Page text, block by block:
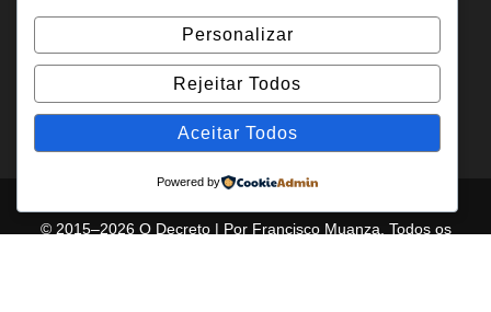
Contactos
+244 957 277 922
denuncia@odecreto.com
Angola - Luanda, Viana
© 2015–2026 O Decreto | Por Francisco Muanza. Todos os
Personalizar
Rejeitar Todos
Aceitar Todos
Powered by